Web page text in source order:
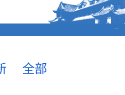
···
全部